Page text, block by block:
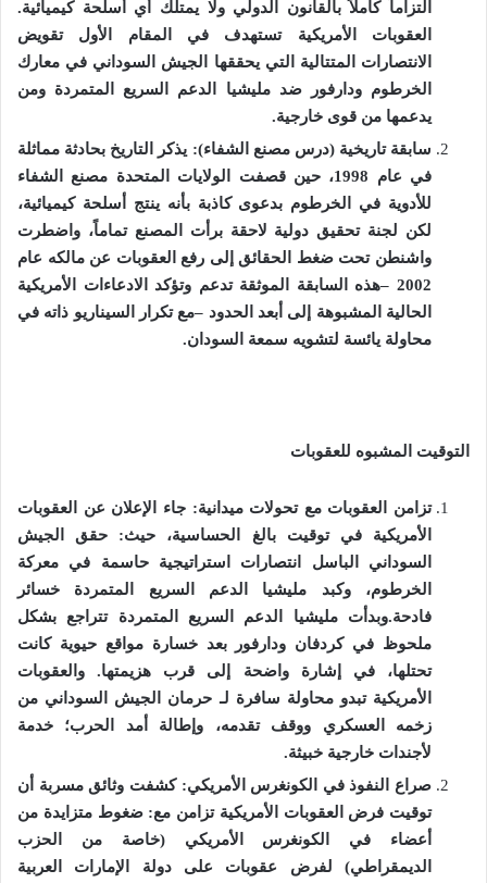
التزاماً كاملاً بالقانون الدولي ولا يمتلك أي أسلحة كيميائية.
العقوبات الأمريكية تستهدف في المقام الأول تقويض
الانتصارات المتتالية التي يحققها الجيش السوداني في معارك
الخرطوم ودارفور ضد مليشيا الدعم السريع المتمردة ومن
يدعمها من قوى خارجية.
سابقة تاريخية (درس مصنع الشفاء): يذكر التاريخ بحادثة مماثلة
في عام 1998، حين قصفت الولايات المتحدة مصنع الشفاء
للأدوية في الخرطوم بدعوى كاذبة بأنه ينتج أسلحة كيميائية،
لكن لجنة تحقيق دولية لاحقة برأت المصنع تماماً، واضطرت
واشنطن تحت ضغط الحقائق إلى رفع العقوبات عن مالكه عام
2002 –
هذه السابقة الموثقة تدعم وتؤكد الادعاءات الأمريكية
الحالية المشبوهة إلى أبعد الحدود –مع تكرار السيناريو ذاته في
محاولة يائسة لتشويه سمعة السودان.
التوقيت المشبوه للعقوبات
تزامن العقوبات مع تحولات ميدانية: جاء الإعلان عن العقوبات
الأمريكية في توقيت بالغ الحساسية، حيث: حقق الجيش
السوداني الباسل انتصارات استراتيجية حاسمة في معركة
الخرطوم، وكبد مليشيا الدعم السريع المتمردة خسائر
فادحة.وبدأت مليشيا الدعم السريع المتمردة تتراجع بشكل
ملحوظ في كردفان ودارفور بعد خسارة مواقع حيوية كانت
تحتلها، في إشارة واضحة إلى قرب هزيمتها.والعقوبات
الأمريكية تبدو محاولة سافرة لـ حرمان الجيش السوداني من
زخمه العسكري ووقف تقدمه، وإطالة أمد الحرب؛ خدمة
لأجندات خارجية خبيثة.
صراع النفوذ في الكونغرس الأمريكي: كشفت وثائق مسربة أن
توقيت فرض العقوبات الأمريكية تزامن مع:ضغوط متزايدة من
أعضاء في الكونغرس الأمريكي(خاصة من الحزب
الديمقراطي) لفرض عقوبات على دولة الإمارات العربية